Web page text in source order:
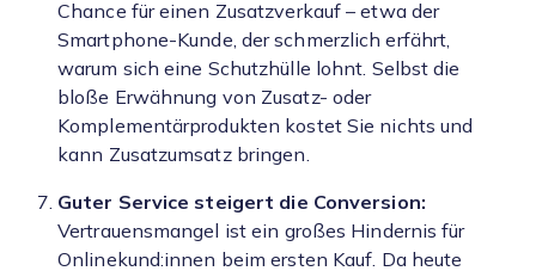
Chance für einen Zusatzverkauf – etwa der
Smartphone-Kunde, der schmerzlich erfährt,
warum sich eine Schutzhülle lohnt. Selbst die
bloße Erwähnung von Zusatz- oder
Komplementärprodukten kostet Sie nichts und
kann Zusatzumsatz bringen.
Guter Service steigert die Conversion:
Vertrauensmangel ist ein großes Hindernis für
Onlinekund:innen beim ersten Kauf. Da heute